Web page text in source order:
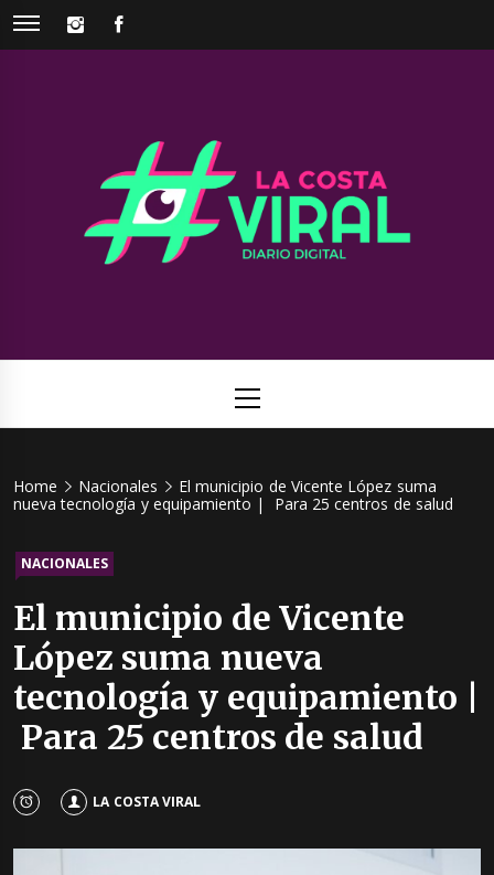
Skip
INSTAGRAM
Viral
Menu
Home Nacionales
El municipio de Vicente López suma
nueva tecnología y equipamiento | Para 25 centros de salud
NACIONALES
El municipio de Vicente
López suma nueva
tecnología y equipamiento |
Para 25 centros de salud
LA COSTA VIRAL